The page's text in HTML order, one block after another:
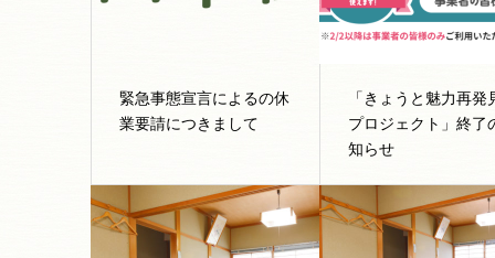
緊急事態宣言によるの休
業要請につきまして
「きょうと魅力再発
プロジェクト」終了
知らせ